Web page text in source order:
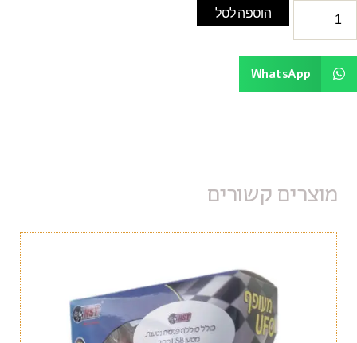
הוספה לסל
WhatsApp
מוצרים קשורים